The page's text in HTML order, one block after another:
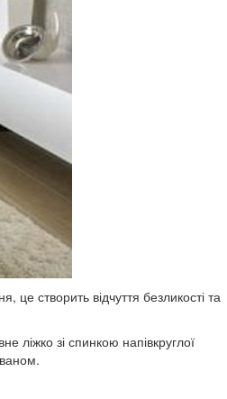
створить відчуття безликості та
ліжко зі спинкою напівкруглої